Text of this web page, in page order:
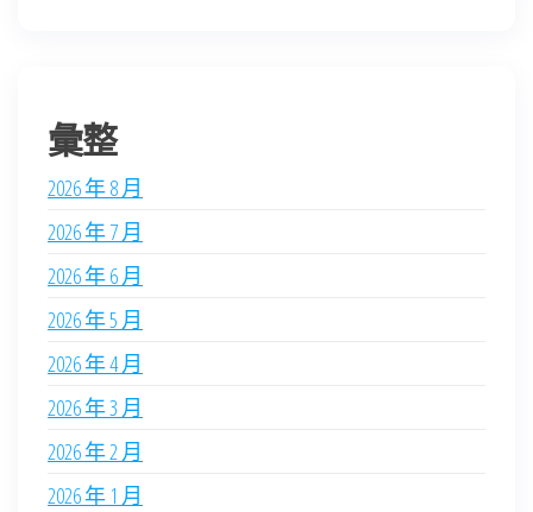
彙整
2026 年 8 月
2026 年 7 月
2026 年 6 月
2026 年 5 月
2026 年 4 月
2026 年 3 月
2026 年 2 月
2026 年 1 月